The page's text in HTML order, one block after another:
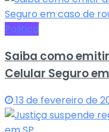
Politica
Saiba como
Celular Seguro
13 de fevereiro de